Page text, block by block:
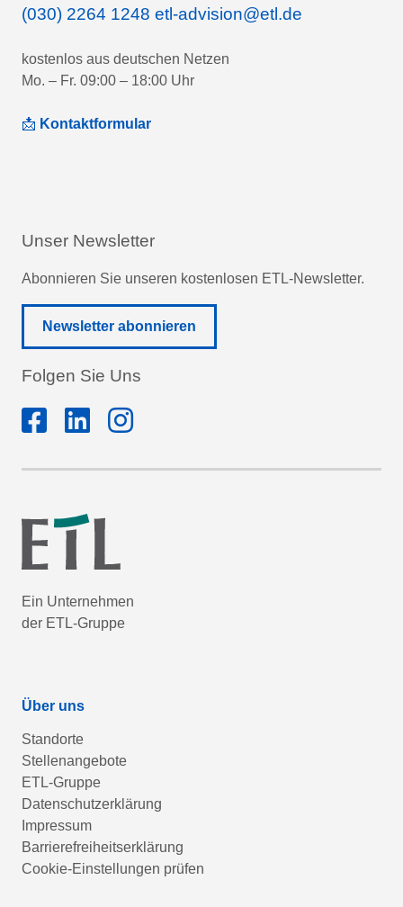
(030) 2264 1248 etl-advision@etl.de
kostenlos aus deutschen Netzen
Mo. – Fr. 09:00 – 18:00 Uhr
📩 Kontaktformular
Unser Newsletter
Abonnieren Sie unseren kostenlosen ETL-Newsletter.
Newsletter abonnieren
Folgen Sie Uns
Ein Unternehmen
der ETL-Gruppe
Über uns
Standorte
Stellenangebote
ETL-Gruppe
Datenschutzerklärung
Impressum
Barrierefreiheitserklärung
Cookie-Einstellungen prüfen